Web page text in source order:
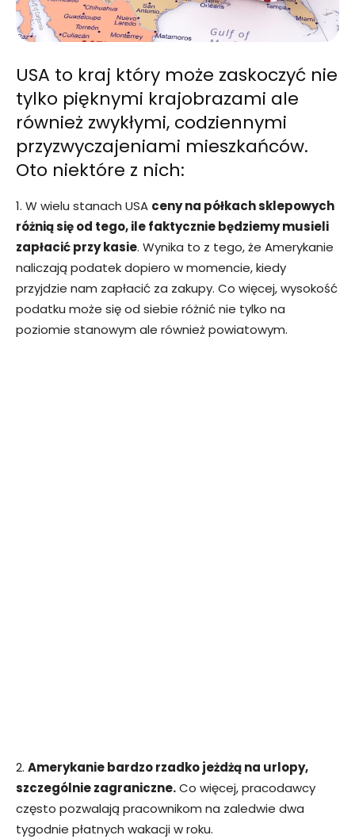
USA to kraj który może zaskoczyć nie
tylko pięknymi krajobrazami ale
również zwykłymi, codziennymi
przyzwyczajeniami mieszkańców.
Oto niektóre z nich:
1. W wielu stanach USA ceny na półkach sklepowych
różnią się od tego, ile faktycznie będziemy musieli
zapłacić przy kasie. Wynika to z tego, że Amerykanie
naliczają podatek dopiero w momencie, kiedy
przyjdzie nam zapłacić za zakupy. Co więcej, wysokość
podatku może się od siebie różnić nie tylko na
poziomie stanowym ale również powiatowym.
2. Amerykanie bardzo rzadko jeżdżą na urlopy,
szczególnie zagraniczne.Co więcej, pracodawcy
często pozwalają pracownikom na zaledwie dwa
tygodnie płatnych wakacji w roku.